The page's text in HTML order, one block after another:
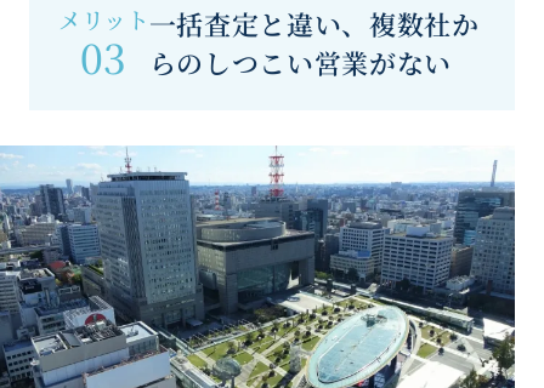
メリット
03
一括査定と違い、複数社か
らのしつこい営業がない